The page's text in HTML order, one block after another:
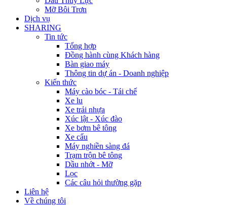
Mỡ Bôi Trơn
Dịch vụ
SHARING
Tin tức
Tổng hợp
Đồng hành cùng Khách hàng
Bàn giao máy
Thông tin dự án - Doanh nghiệp
Kiến thức
Máy cào bóc - Tái chế
Xe lu
Xe trải nhựa
Xúc lật - Xúc đào
Xe bơm bê tông
Xe cẩu
Máy nghiền sàng đá
Trạm trộn bê tông
Dầu nhớt - Mỡ
Lọc
Các câu hỏi thường gặp
Liên hệ
Về chúng tôi